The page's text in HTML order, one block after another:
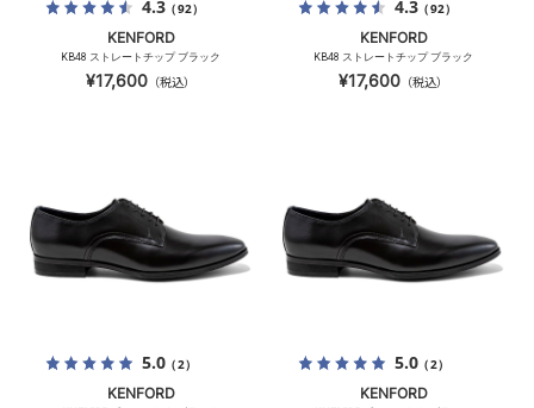
4.3（92）
KENFORD
KB48 ストレートチップ ブラック
¥17,600 （税込）
4.3（92）
KENFORD
KB48 ストレートチップ ブラック
¥17,600 （税込）
5.0（2）
KENFORD
5.0（2）
KENFORD